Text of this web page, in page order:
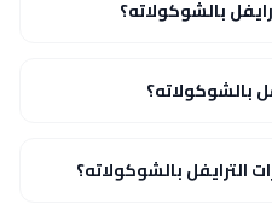
بالشوكولاته؟
بالشوكولاته؟
بالشوكولاته؟